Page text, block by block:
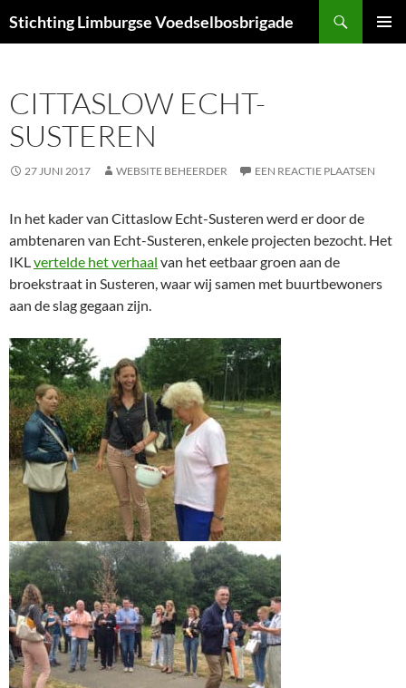
naar
Stichting Limburgse Voedselbosbrigade
CITTASLOW ECHT-
SUSTEREN
27 JUNI 2017 WEBSITE BEHEERDER EEN REACTIE PLAATSEN
In het kader van Cittaslow Echt-Susteren werd er door de
ambtenaren van Echt-Susteren, enkele projecten bezocht. Het
IKLvertelde het verhaal van het eetbaar groen aan de
broekstraat in Susteren, waar wij samen met buurtbewoners
aan de slag gegaan zijn.